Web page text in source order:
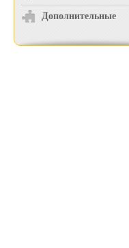
Дополнительные